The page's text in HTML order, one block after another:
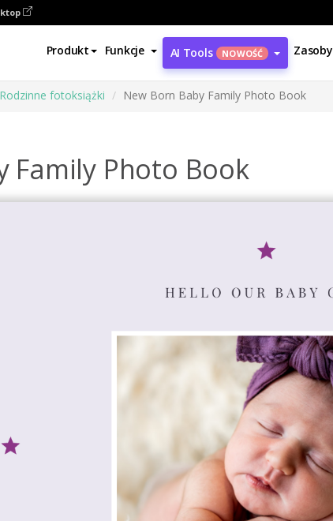
Produkt Funkcje AI Tools NOWOŚĆ Zasoby
Rodzinne fotoksiążki New Born Baby Family Photo Book
Family Photo Book